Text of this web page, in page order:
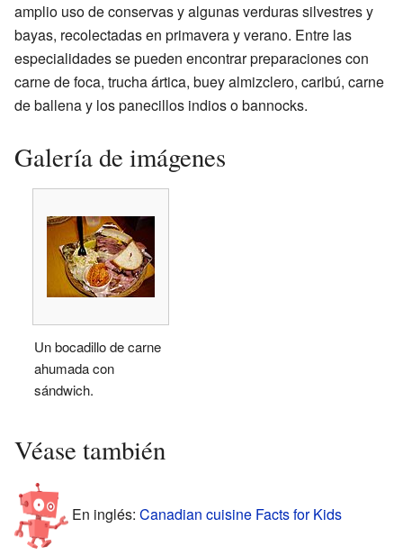
amplio uso de conservas y algunas verduras silvestres y
bayas, recolectadas en primavera y verano. Entre las
especialidades se pueden encontrar preparaciones con
carne de foca, trucha ártica, buey almizclero, caribú, carne
de ballena y los panecillos indios o bannocks.
Galería de imágenes
Un bocadillo de carne
ahumada con
sándwich.
Véase también
En inglés: Canadian cuisine Facts for Kids